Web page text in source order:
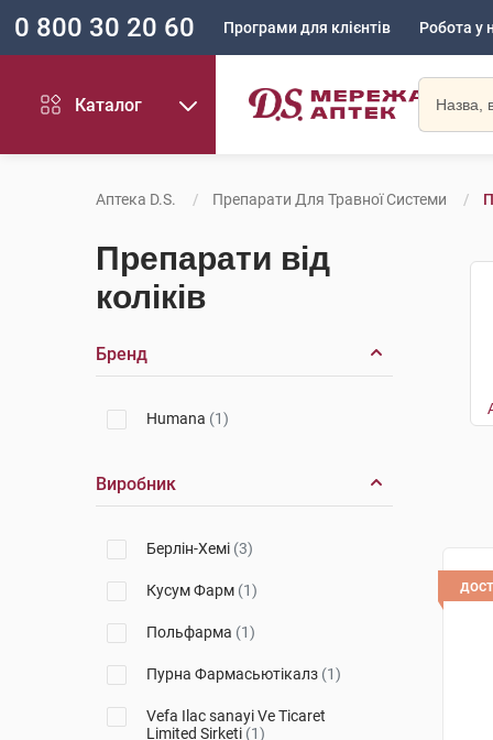
0 800 30 20 60 Програми для клієнтів Робота у
Каталог
Аптека D.S. Препарати Для Травної Системи
Препарати від
коліків
Бренд
Humana (1)
Виробник
Берлін-Хемі (3)
Кусум Фарм (1)
Польфарма (1)
Пурна Фармасьютікалз (1)
Vеfa Ilac sanayi Ve Ticaret
Limited Sirketi (1)